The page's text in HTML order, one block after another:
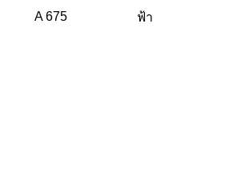
A 675 ฟ้า